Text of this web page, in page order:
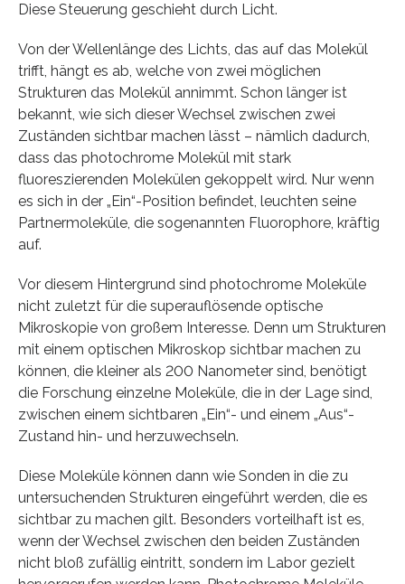
Diese Steuerung geschieht durch Licht.
Von der Wellenlänge des Lichts, das auf das Molekül
trifft, hängt es ab, welche von zwei möglichen
Strukturen das Molekül annimmt. Schon länger ist
bekannt, wie sich dieser Wechsel zwischen zwei
Zuständen sichtbar machen lässt – nämlich dadurch,
dass das photochrome Molekül mit stark
fluoreszierenden Molekülen gekoppelt wird. Nur wenn
es sich in der „Ein“-Position befindet, leuchten seine
Partnermoleküle, die sogenannten Fluorophore, kräftig
auf.
Vor diesem Hintergrund sind photochrome Moleküle
nicht zuletzt für die superauflösende optische
Mikroskopie von großem Interesse. Denn um Strukturen
mit einem optischen Mikroskop sichtbar machen zu
können, die kleiner als 200 Nanometer sind, benötigt
die Forschung einzelne Moleküle, die in der Lage sind,
zwischen einem sichtbaren „Ein“- und einem „Aus“-
Zustand hin- und herzuwechseln.
Diese Moleküle können dann wie Sonden in die zu
untersuchenden Strukturen eingeführt werden, die es
sichtbar zu machen gilt. Besonders vorteilhaft ist es,
wenn der Wechsel zwischen den beiden Zuständen
nicht bloß zufällig eintritt, sondern im Labor gezielt